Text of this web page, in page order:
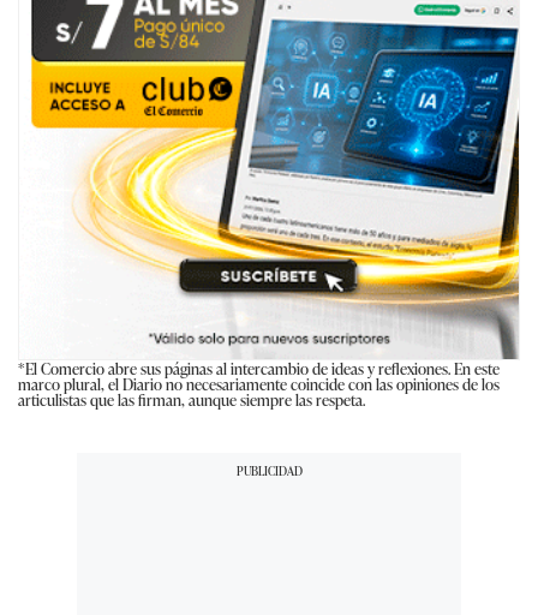
*El Comercio abre sus páginas al intercambio de ideas y reflexiones. En este
marco plural, el Diario no necesariamente coincide con las opiniones de los
articulistas que las firman, aunque siempre las respeta.